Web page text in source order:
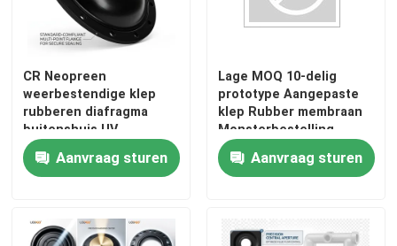
CR Neopreen
weerbestendige klep
rubberen diafragma
buitenshuis UV
ozonbestendige op
maat gevormd
Aanvraag sturen
Lage MOQ 10-delig
prototype Aangepaste
klep Rubber membraan
Monsterbestelling
Snelle draai
spuitgietmatrijs
Aanvraag sturen